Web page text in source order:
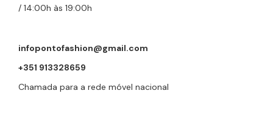
/ 14:00h às 19:00h
infopontofashion@gmail.com
+351 913328659
Chamada para a rede móvel nacional